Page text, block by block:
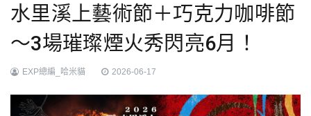
水里溪上藝術節＋巧克力咖啡節
～3場璀璨煙火秀閃亮6月！
EXP總編_哈米貓 2026-06-17